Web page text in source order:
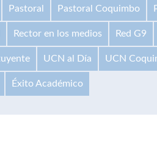
Pastoral Pastoral Coquimbo
Rector en los medios Red G9
UCN al Día UCN
Éxito Académico